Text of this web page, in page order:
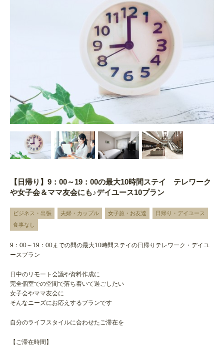
【日帰り】9：00～19：00の最大10時間ステイ テレワーク
や女子会＆ママ友会にも♪デイユース10プラン
ビジネス・出張 夫婦・カップル 女子旅・お友達
日帰り・デイユース
食事なし
9：00～19：00までの間の最大10時間ステイの日帰りテレワーク・デイユ
ースプラン
日中のリモート会議や資料作成に
完全個室での空間で落ち着いて過ごしたい
女子会やママ友会に
そんなニーズにお応えするプランです
自分のライフスタイルに合わせたご滞在を
【ご滞在時間】